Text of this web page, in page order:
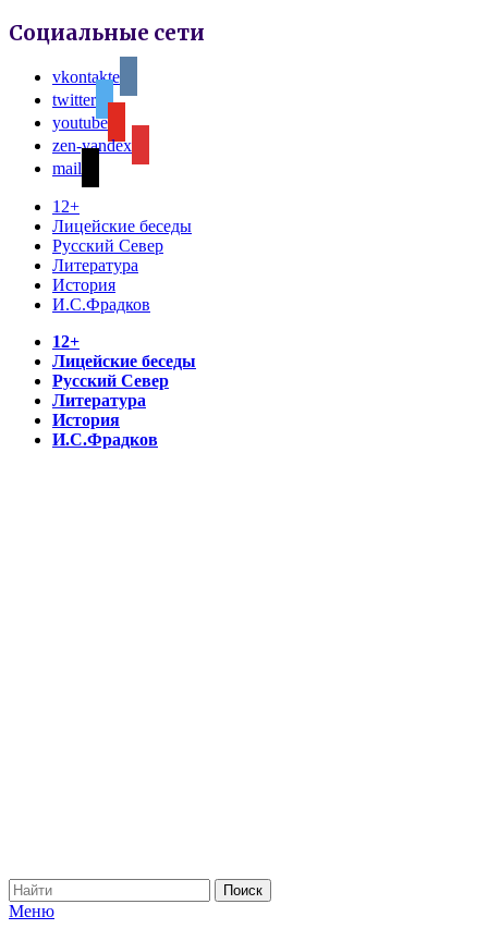
Социальные сети
vkontakte
twitter
youtube
zen-yandex
mail
12+
Лицейские беседы
Русский Север
Литература
История
И.С.Фрадков
12+
Лицейские беседы
Русский Север
Литература
История
И.С.Фрадков
Меню